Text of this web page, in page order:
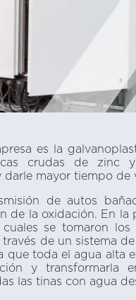
es la
crudas de zinc
mayor tiempo de
de autos
de la oxidación. En la
se tomaron los
de un sistema
que toda el agua alta
y transformarla
las tinas con agua